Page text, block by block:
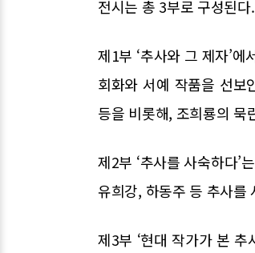
전시는 총 3부로 구성된다.
제1부 ‘추사와 그 제자’
회화와 서예 작품을 선보
등을 비롯해, 조희룡의 묵
제2부 ‘추사를 사숙하다’
유희강, 하동주 등 추사를
제3부 ‘현대 작가가 본